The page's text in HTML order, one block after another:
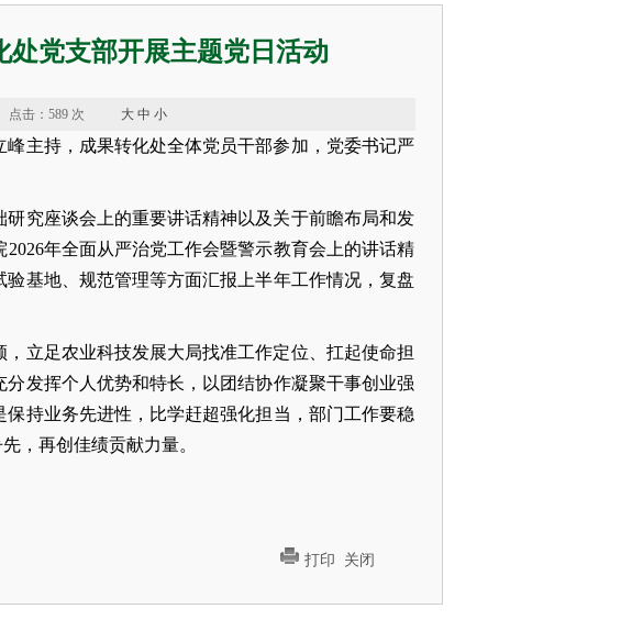
党支部开展主题党日活动
点击： 589 次 大 中 小
主持，成果转化处全体党员干部参加，党委书记严
究座谈会上的重要讲话精神以及关于前瞻布局和发
年全面从严治党工作会暨警示教育会上的讲话精
基地、规范管理等方面汇报上半年工作情况，复盘
立足农业科技发展大局找准工作定位、扛起使命担
发挥个人优势和特长，以团结协作凝聚干事创业强
持业务先进性，比学赶超强化担当，部门工作要稳
，再创佳绩贡献力量。
打印 关闭